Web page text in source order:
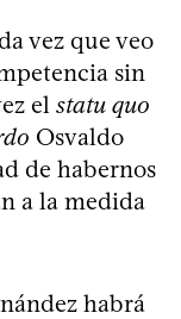
vez que veo
sin
el statu quo
Osvaldo
de habernos
a la medida
habrá